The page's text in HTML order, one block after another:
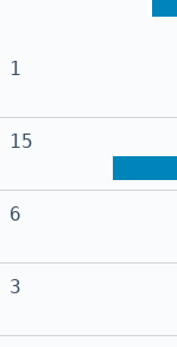
1
15
6
3